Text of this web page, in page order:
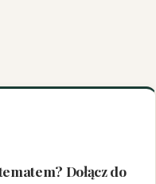
Dołącz do